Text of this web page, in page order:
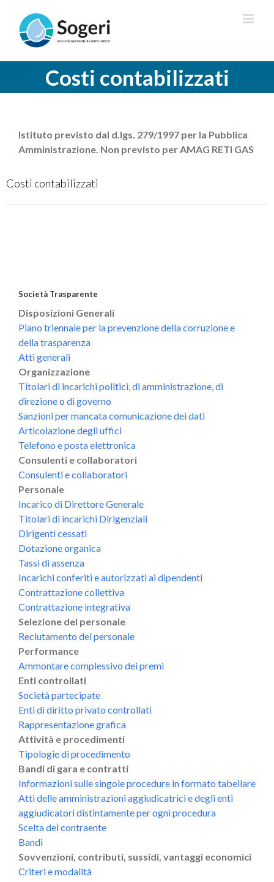
contenuto
Costi contabilizzati
Istituto previsto dal d.lgs. 279/1997 per la Pubblica
Amministrazione. Non previsto per AMAG RETI GAS
Costi contabilizzati
Società Trasparente
Disposizioni Generali
Piano triennale per la prevenzione della corruzione e
della trasparenza
Atti generali
Organizzazione
Titolari di incarichi politici, di amministrazione, di
direzione o di governo
Sanzioni per mancata comunicazione dei dati
Articolazione degli uffici
Telefono e posta elettronica
Consulenti e collaboratori
Consulenti e collaboratori
Personale
Incarico di Direttore Generale
Titolari di incarichi Dirigenziali
Dirigenti cessati
Dotazione organica
Tassi di assenza
Incarichi conferiti e autorizzati ai dipendenti
Contrattazione collettiva
Contrattazione integrativa
Selezione del personale
Reclutamento del personale
Performance
Ammontare complessivo dei premi
Enti controllati
Società partecipate
Enti di diritto privato controllati
Rappresentazione grafica
Attività e procedimenti
Tipologie di procedimento
Bandi di gara e contratti
Informazioni sulle singole procedure in formato tabellare
Atti delle amministrazioni aggiudicatrici e degli enti
aggiudicatori distintamente per ogni procedura
Scelta del contraente
Bandi
Sovvenzioni, contributi, sussidi, vantaggi economici
Criteri e modalità